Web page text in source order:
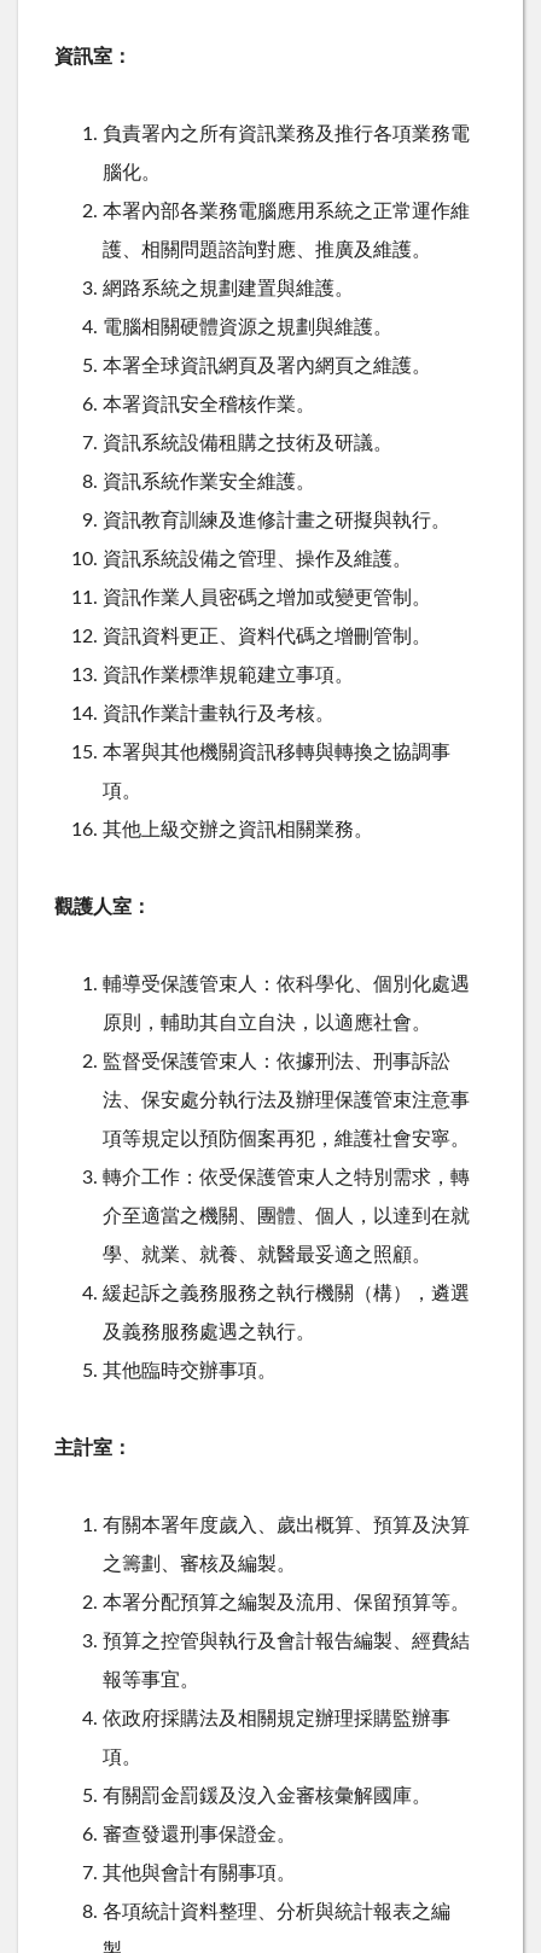
資訊室：
負責署內之所有資訊業務及推行各項業務電
腦化。
本署內部各業務電腦應用系統之正常運作維
護、相關問題諮詢對應、推廣及維護。
網路系統之規劃建置與維護。
電腦相關硬體資源之規劃與維護。
本署全球資訊網頁及署內網頁之維護。
本署資訊安全稽核作業。
資訊系統設備租購之技術及研議。
資訊系統作業安全維護。
資訊教育訓練及進修計畫之研擬與執行。
資訊系統設備之管理、操作及維護。
資訊作業人員密碼之增加或變更管制。
資訊資料更正、資料代碼之增刪管制。
資訊作業標準規範建立事項。
資訊作業計畫執行及考核。
本署與其他機關資訊移轉與轉換之協調事
項。
其他上級交辦之資訊相關業務。
觀護人室：
輔導受保護管束人：依科學化、個別化處遇
原則，輔助其自立自決，以適應社會。
監督受保護管束人：依據刑法、刑事訴訟
法、保安處分執行法及辦理保護管束注意事
項等規定以預防個案再犯，維護社會安寧。
轉介工作：依受保護管束人之特別需求，轉
介至適當之機關、團體、個人，以達到在就
學、就業、就養、就醫最妥適之照顧。
緩起訴之義務服務之執行機關（構），遴選
及義務服務處遇之執行。
其他臨時交辦事項。
主計室：
有關本署年度歲入、歲出概算、預算及決算
之籌劃、審核及編製。
本署分配預算之編製及流用、保留預算等。
預算之控管與執行及會計報告編製、經費結
報等事宜。
依政府採購法及相關規定辦理採購監辦事
項。
有關罰金罰鍰及沒入金審核彙解國庫。
審查發還刑事保證金。
其他與會計有關事項。
各項統計資料整理、分析與統計報表之編